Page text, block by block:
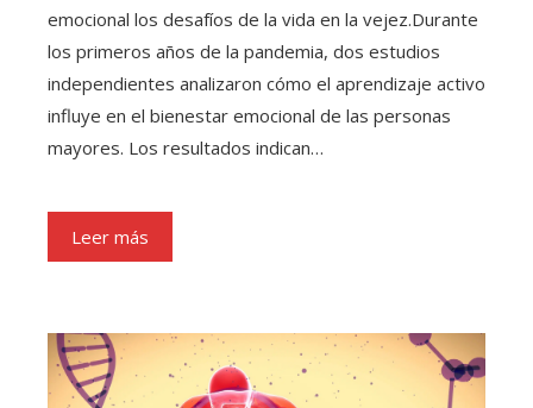
emocional los desafíos de la vida en la vejez.Durante
los primeros años de la pandemia, dos estudios
independientes analizaron cómo el aprendizaje activo
influye en el bienestar emocional de las personas
mayores. Los resultados indican…
Leer más